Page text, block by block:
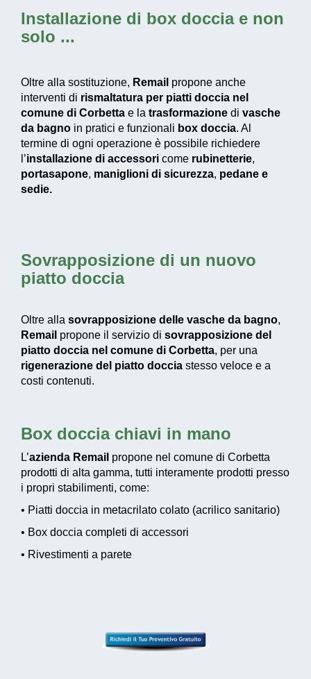
Installazione di box docciae non
solo ...
Oltre alla sostituzione, Remail propone anche
interventi di rismaltatura per piatti doccia nel
comune di Corbetta e la trasformazione di vasche
da bagno in pratici e funzionali box doccia. Al
termine di ogni operazione è possibile richiedere
l’installazione di accessori come rubinetterie,
portasapone, maniglioni di sicurezza, pedane e
sedie.
Sovrapposizione di un nuovo
piatto doccia
Oltre alla sovrapposizione delle vasche da bagno,
Remail propone il servizio di sovrapposizione del
piatto doccia nel comune di Corbetta, per una
rigenerazione del piatto doccia stesso veloce e a
costi contenuti.
Box doccia chiavi in mano
L’azienda Remail propone nel comune di Corbetta
prodotti di alta gamma, tutti interamente prodotti presso
i propri stabilimenti, come:
• Piatti doccia in metacrilato colato (acrilico sanitario)
• Box doccia completi di accessori
• Rivestimenti a parete